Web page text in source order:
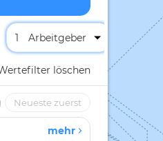
1 Arbeitgeber
löschen
mehr